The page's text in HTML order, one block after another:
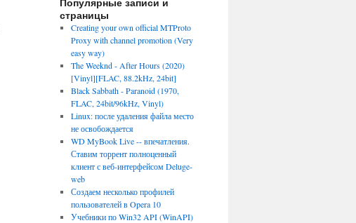
страницы
Creating your own official MTProto
Proxy with channel promotion (Very
easy way)
The Weeknd - After Hours (2020)
[Vinyl][FLAC, 88.2kHz, 24bit]
Black Sabbath - Paranoid (1970,
FLAC, 24bit/96kHz, Vinyl)
Linux: после удаления файла место
не освобождается
WD MyBook Live -- впечатления.
Ставим торрент полноценный
клиент с веб-интерфейсом Deluge-
web
Создаем несколько профилей
пользователей в Opera 10
Учебники по Win32 API (WinAPI)